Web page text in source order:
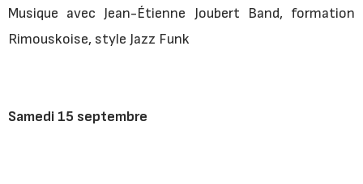
Musique avec Jean-Étienne Joubert Band, formation
Rimouskoise, style Jazz Funk
Samedi 15 septembre